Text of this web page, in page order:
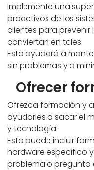
Implemente una
proactivos de los
clientes para prevenir
conviertan en tales.
Esto ayudará a
sin problemas y a
Ofrecer
Ofrezca formación y
ayudarles a sacar el
y tecnología.
Esto puede incluir
hardware específico
problema o pregunta